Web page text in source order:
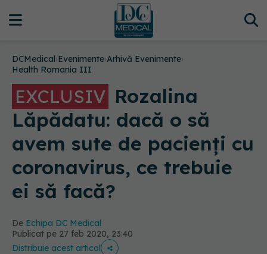
DCMedical›Evenimente›Arhivă Evenimente›
Health Romania III
EXCLUSIV Rozalina
Lăpădatu: dacă o să
avem sute de pacienți cu
coronavirus, ce trebuie
ei să facă?
De Echipa DC Medical
Publicat pe 27 feb 2020, 23:40
Distribuie acest articol